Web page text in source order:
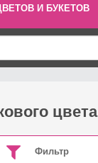
И БУКЕТОВ
цвета
Фильтр